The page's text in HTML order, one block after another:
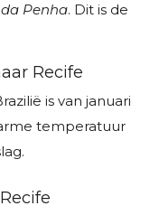
Penha. Dit is de
Recife
is van januari
temperatuur